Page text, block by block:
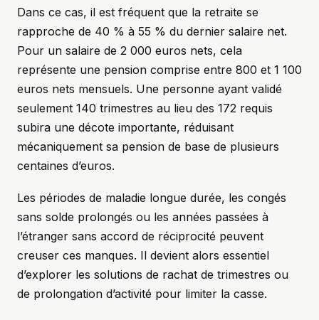
Dans ce cas, il est fréquent que la retraite se
rapproche de 40 % à 55 % du dernier salaire net.
Pour un salaire de 2 000 euros nets, cela
représente une pension comprise entre 800 et 1 100
euros nets mensuels. Une personne ayant validé
seulement 140 trimestres au lieu des 172 requis
subira une décote importante, réduisant
mécaniquement sa pension de base de plusieurs
centaines d’euros.
Les périodes de maladie longue durée, les congés
sans solde prolongés ou les années passées à
l’étranger sans accord de réciprocité peuvent
creuser ces manques. Il devient alors essentiel
d’explorer les solutions de rachat de trimestres ou
de prolongation d’activité pour limiter la casse.